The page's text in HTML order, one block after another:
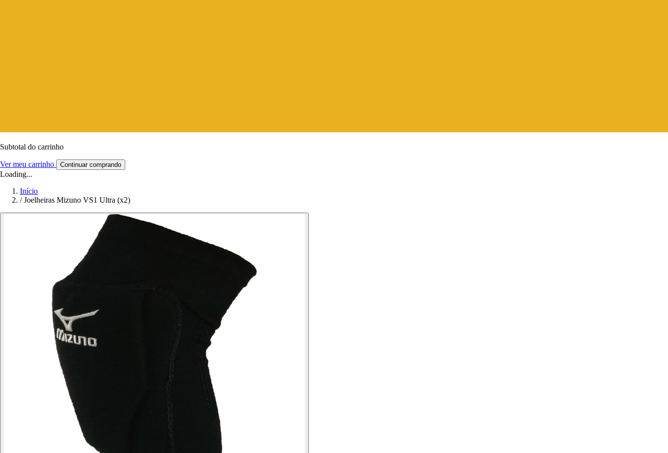
Subtotal do carrinho
Ver meu carrinho Continuar comprando
Loading...
Início
/ Joelheiras Mizuno VS1 Ultra (x2)